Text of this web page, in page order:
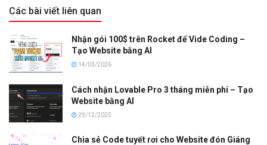
Các bài viết liên quan
Nhận gói 100$ trên Rocket để Vide Coding –
Tạo Website bằng AI
14/03/2026
Cách nhận Lovable Pro 3 tháng miễn phí – Tạo
Website bằng AI
29/12/2025
Chia sẻ Code tuyết rơi cho Website đón Giáng